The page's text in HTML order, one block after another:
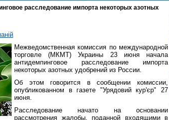
расследование импорта некоторых азотных
Межведомственная комиссия по международной
торговле (МКМТ) Украины 23 июня начала
антидемпинговое расследование импорта
некоторых азотных удобрений из России.
Об этом говорится в сообщении комиссии,
опубликованном в газете "Урядовий кур'єр" 27
июня.
Расследование начато на основании
рассмотрения жалобы, поданной входящими в